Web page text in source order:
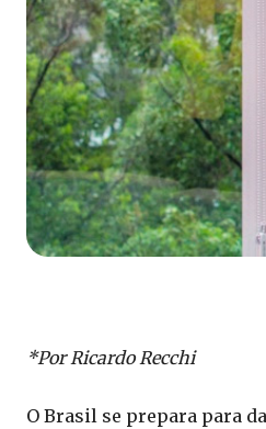
*Por Ricardo Recchi
O Brasil se prepara para